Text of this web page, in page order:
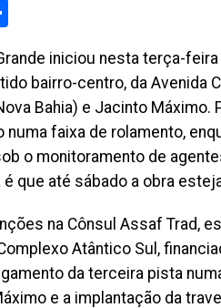
iniciou nesta terça-
bairro-centro, da Avenida
Bahia) e Jacinto
faixa de rolamento,
o monitoramento de
que até sábado a obra
na Cônsul Assaf Trad,
Atântico Sul,
da terceira pista
e a implantação da